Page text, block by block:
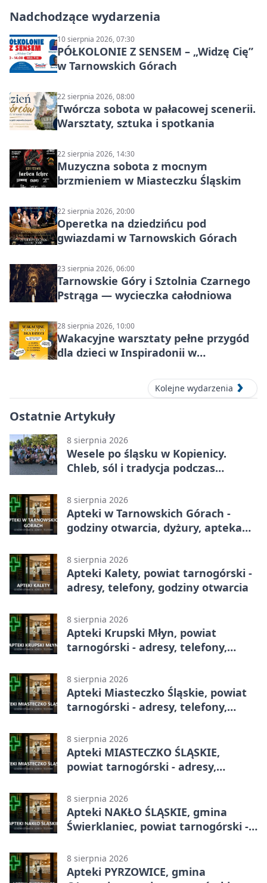
Nadchodzące wydarzenia
10 sierpnia 2026, 07:30
PÓŁKOLONIE Z SENSEM – „Widzę Cię”
w Tarnowskich Górach
22 sierpnia 2026, 08:00
Twórcza sobota w pałacowej scenerii.
Warsztaty, sztuka i spotkania
22 sierpnia 2026, 14:30
Muzyczna sobota z mocnym
brzmieniem w Miasteczku Śląskim
22 sierpnia 2026, 20:00
Operetka na dziedzińcu pod
gwiazdami w Tarnowskich Górach
23 sierpnia 2026, 06:00
Tarnowskie Góry i Sztolnia Czarnego
Pstrąga — wycieczka całodniowa
28 sierpnia 2026, 10:00
Wakacyjne warsztaty pełne przygód
dla dzieci w Inspiradonii w
Kolejne wydarzenia
Ostatnie Artykuły
8 sierpnia 2026
Wesele po śląsku w Kopienicy.
Chleb, sól i tradycja podczas
8 sierpnia 2026
Apteki w Tarnowskich Górach -
godziny otwarcia, dyżury, apteka
8 sierpnia 2026
Apteki Kalety, powiat tarnogórski -
adresy, telefony, godziny otwarcia
8 sierpnia 2026
Apteki Krupski Młyn, powiat
tarnogórski - adresy, telefony,
8 sierpnia 2026
Apteki Miasteczko Śląskie, powiat
tarnogórski - adresy, telefony,
8 sierpnia 2026
Apteki MIASTECZKO ŚLĄSKIE,
powiat tarnogórski - adresy,
8 sierpnia 2026
Apteki NAKŁO ŚLĄSKIE, gmina
Świerklaniec, powiat tarnogórski -
8 sierpnia 2026
Apteki PYRZOWICE, gmina